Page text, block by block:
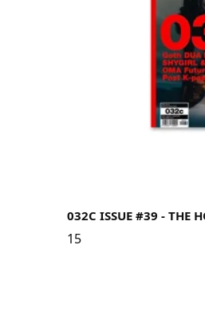
032C ISSUE #39 - THE
15